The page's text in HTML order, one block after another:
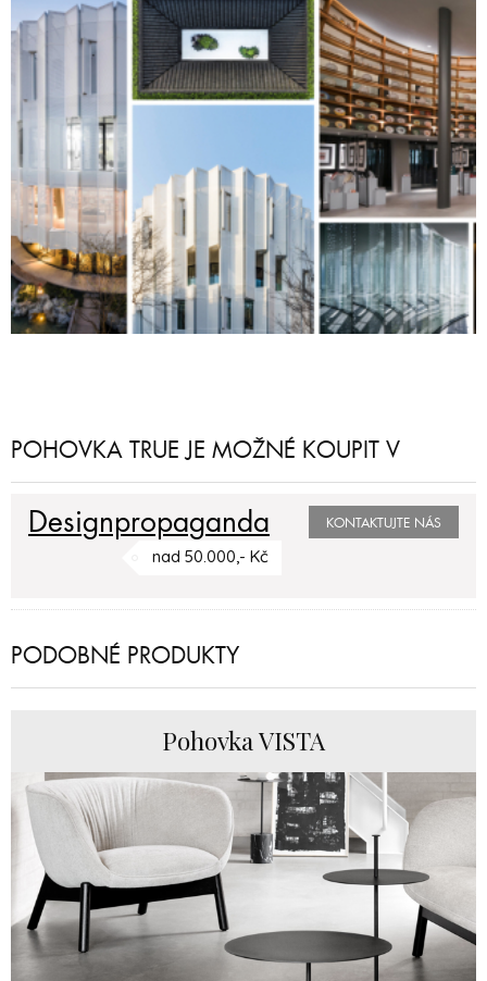
POHOVKA TRUE JE MOŽNÉ KOUPIT V
Designpropaganda KONTAKTUJTE NÁS
nad 50.000,- Kč
PODOBNÉ PRODUKTY
Pohovka VISTA